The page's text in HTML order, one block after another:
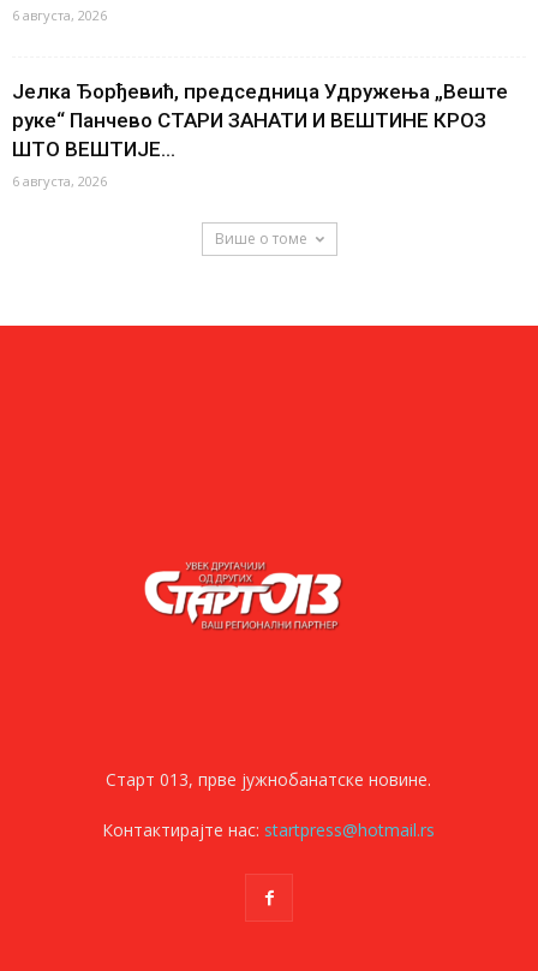
6 августа, 2026
Јелка Ђорђевић, председница Удружења „Веште
руке“ Панчево СТАРИ ЗАНАТИ И ВЕШТИНЕ КРОЗ
ШТО ВЕШТИЈЕ...
6 августа, 2026
Више о томе
Старт 013, прве јужнобанатске новине.
Контактирајте нас: startpress@hotmail.rs